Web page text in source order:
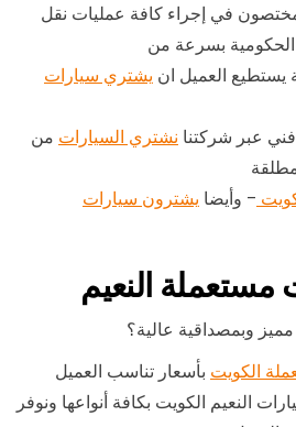
في إجراء كافة عمليات نقل
الحكومية بسرعة من
العميل ان يشتري سيارات
فني عبر شركتنا نشتري السيارات من
– وأيضا يشترون سيارات
النعيم
وبمصداقية عالية؟
الكويت بأسعار تناسب العميل
النعيم الكويت بكافة أنواعها ونوفر